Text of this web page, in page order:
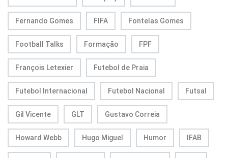
Fernando Gomes FIFA Fontelas Gomes
Football Talks Formação FPF
François Letexier Futebol de Praia
Futebol Internacional Futebol Nacional Futsal
Gil Vicente GLT Gustavo Correia
Howard Webb Hugo Miguel Humor IFAB